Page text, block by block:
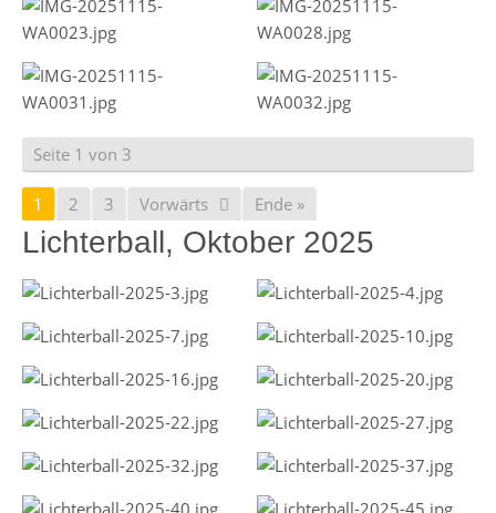
Seite 1 von 3
1 2 3 Vorwärts Ende »
Lichterball, Oktober 2025